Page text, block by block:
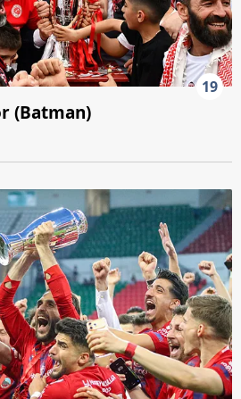
19
(Batman)